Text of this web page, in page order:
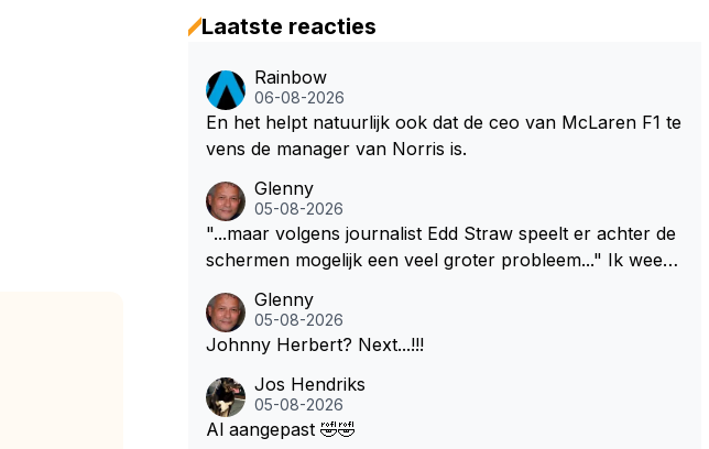
Laatste reacties
Rainbow
06-08-2026
En het helpt natuurlijk ook dat de ceo van McLaren F1 te
vens de manager van Norris is.
Glenny
05-08-2026
"...maar volgens journalist Edd Straw speelt er achter de
schermen mogelijk een veel groter probleem..." Ik weet
Glenny
05-08-2026
Johnny Herbert? Next...!!!
Jos Hendriks
05-08-2026
Al aangepast 🤣🤣